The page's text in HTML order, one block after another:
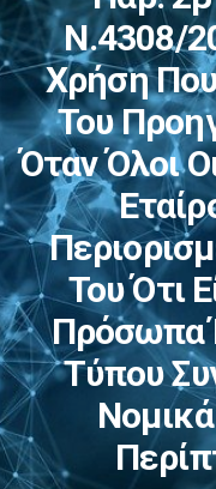
Ν.4308/
Χρήση
Του
Όταν Όλοι
Του Ότι
Πρόσωπα
Τύπου